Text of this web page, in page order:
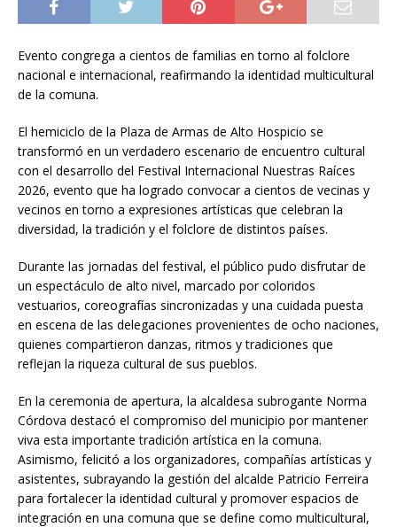
Evento congrega a cientos de familias en torno al folclore
nacional e internacional, reafirmando la identidad multicultural
de la comuna.
El hemiciclo de la Plaza de Armas de Alto Hospicio se
transformó en un verdadero escenario de encuentro cultural
con el desarrollo del Festival Internacional Nuestras Raíces
2026, evento que ha logrado convocar a cientos de vecinas y
vecinos en torno a expresiones artísticas que celebran la
diversidad, la tradición y el folclore de distintos países.
Durante las jornadas del festival, el público pudo disfrutar de
un espectáculo de alto nivel, marcado por coloridos
vestuarios, coreografías sincronizadas y una cuidada puesta
en escena de las delegaciones provenientes de ocho naciones,
quienes compartieron danzas, ritmos y tradiciones que
reflejan la riqueza cultural de sus pueblos.
En la ceremonia de apertura, la alcaldesa subrogante Norma
Córdova destacó el compromiso del municipio por mantener
viva esta importante tradición artística en la comuna.
Asimismo, felicitó a los organizadores, compañías artísticas y
asistentes, subrayando la gestión del alcalde Patricio Ferreira
para fortalecer la identidad cultural y promover espacios de
integración en una comuna que se define como multicultural,